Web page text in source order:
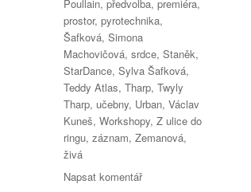
Poullain,předvolba,premiéra,
prostor,pyrotechnika,
Šafková,Simona
Machovičová,srdce,Staněk,
StarDance,Sylva Šafková,
Teddy Atlas,Tharp,Twyly
Tharp, učebny, Urban,Václav
Kuneš,Workshopy,Z ulice do
ringu,záznam,Zemanová,
živá
Napsat komentářpro